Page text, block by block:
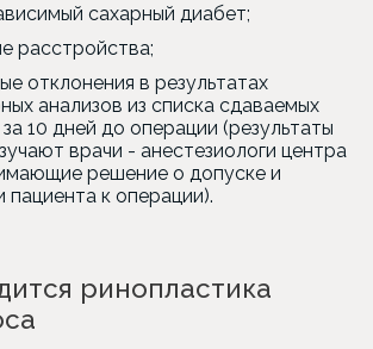
сахарный диабет;
расстройства;
отклонения в результатах
анализов из списка сдаваемых
10 дней до операции (результаты
врачи - анестезиологи центра
решение о допуске и
пациента к операции).
ринопластика